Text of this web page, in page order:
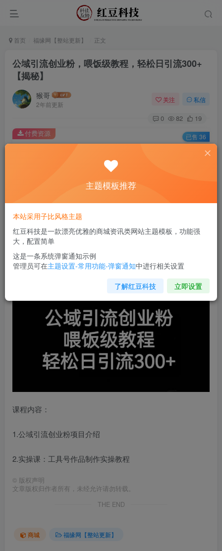
首页 福缘网【整站更新】 正文
公域引流创业粉，喂饭级教程，轻松日引流300+
【揭秘】
猴哥
2年前更新
关注 私信
0 82 19
此内容为付费资源，请付费后查看
￥9.9
您当前未登录！建议登陆后购买，可保存购买订单
付费资源 已售 36
公域引流创业粉，喂饭级教程，轻松日引流300+【揭秘】
课程内容：
1.公域引流创业粉项目介绍
2.实操课：工具号作品制作实操教程
© 版权声明
文章版权归作者所有，未经允许请勿转载。
THE END
商城 福缘网【整站更新】
主题模板推荐
本站采用子比风格主题
红豆科技是一款漂亮优雅的商城资讯类网站主题模板，功能强
大，配置简单
这是一条系统弹窗通知示例
管理员可在主题设置-常用功能-弹窗通知中进行相关设置
了解红豆科技 立即设置